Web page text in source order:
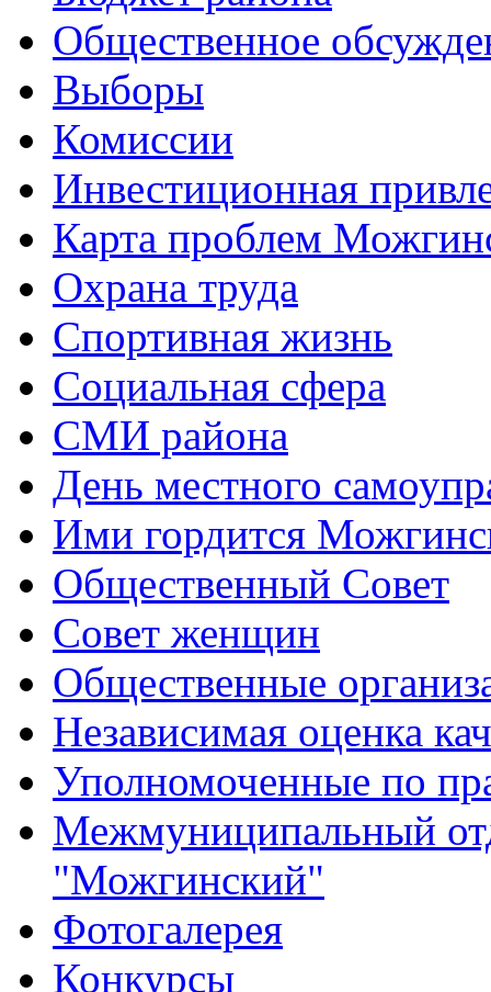
Общественное
Выборы
Комиссии
Инвестиционная
Карта проблем
Охрана труда
Спортивная жизнь
Социальная сфера
СМИ района
День местного
Ими гордится
Общественный Совет
Совет женщин
Общественные
Независимая оценка
Уполномоченные по
Межмуниципальный
"Можгинский"
Фотогалерея
Конкурсы